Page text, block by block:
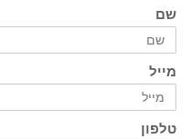
שם
מייל
טלפון